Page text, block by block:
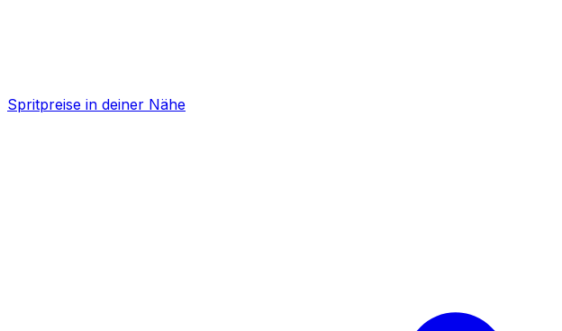
Spritpreise in deiner Nähe